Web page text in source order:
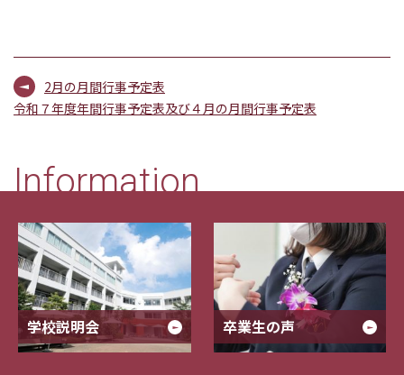
2月の月間行事予定表
令和７年度年間行事予定表及び４月の月間行事予定表
Information
学校説明会 卒業生の声